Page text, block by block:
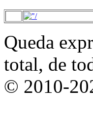
Queda
total, de
© 2010-